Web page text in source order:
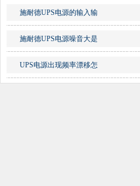
施耐德UPS电源的输入输
施耐德UPS电源噪音大是
UPS电源出现频率漂移怎